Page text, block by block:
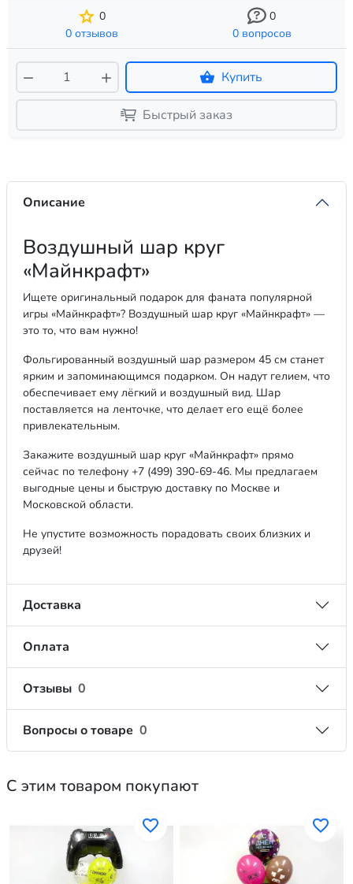
0
0 отзывов
0
0 вопросов
Купить
Быстрый заказ
Описание
Воздушный шар круг
«Майнкрафт»
Ищете оригинальный подарок для фаната популярной
игры «Майнкрафт»? Воздушный шар круг «Майнкрафт» —
это то, что вам нужно!
Фольгированный воздушный шар размером 45 см станет
ярким и запоминающимся подарком. Он надут гелием, что
обеспечивает ему лёгкий и воздушный вид. Шар
поставляется на ленточке, что делает его ещё более
привлекательным.
Закажите воздушный шар круг «Майнкрафт» прямо
сейчас по телефону +7 (499) 390-69-46. Мы предлагаем
выгодные цены и быструю доставку по Москве и
Московской области.
Не упустите возможность порадовать своих близких и
друзей!
Доставка
Оплата
Отзывы 0
Вопросы о товаре 0
С этим товаром покупают